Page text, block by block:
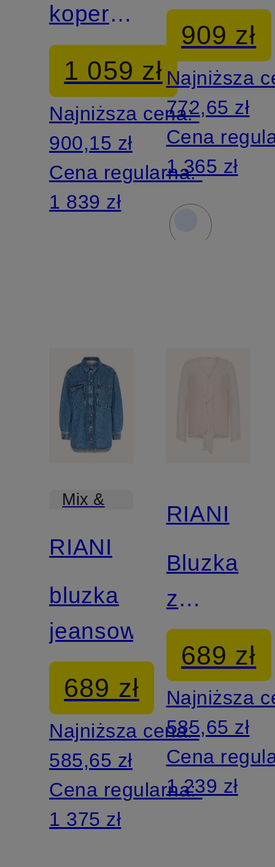
kopertowa
z
satyny
1 059 zł
Najniższa cena:
900,15 zł
Cena regularna:
1 839 zł
909 zł
Najniższa
772,65 zł
Cena
1 365 zł
Mix &
RIANI
bluzka
jeansowa
689 zł
Najniższa cena:
585,65 zł
Cena regularna:
1 375 zł
RIANI
Bluzka
z
falbanami
689 zł
Najniższa
585,65 zł
Cena
1 239 zł